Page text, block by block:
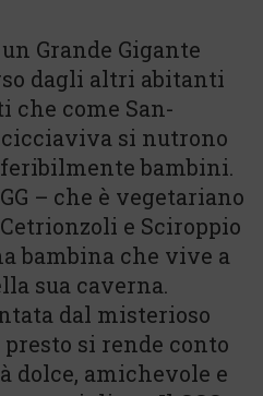
Grande Gigante
dagli altri abitanti
che come San-
si nutrono
bambini.
– che è vegetariano
e Sciroppio
bambina che vive a
sua caverna.
dal misterioso
si rende conto
dolce, amichevole e